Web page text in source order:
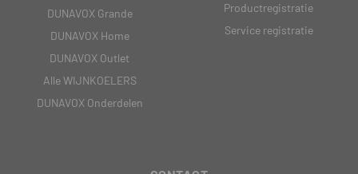
DUNAVOX Grande
DUNAVOX Home
DUNAVOX Outlet
Alle WIJNKOELERS
DUNAVOX Onderdelen
Productregistratie
Service registratie